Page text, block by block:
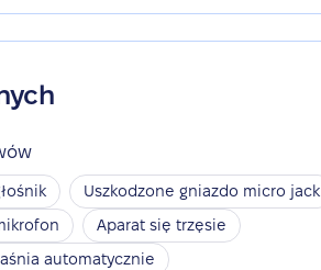
Uszkodzone gniazdo micro jack
Aparat się trzęsie
automatycznie